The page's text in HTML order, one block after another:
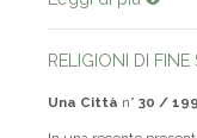
Leggi di più
RELIGIONI DI FINE
Una Città n° 30 /